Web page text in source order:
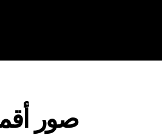
صور